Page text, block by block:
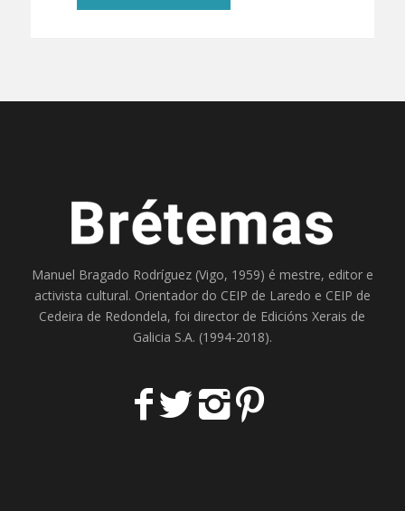
Manuel Bragado Rodríguez (Vigo, 1959) é mestre, editor e
activista cultural. Orientador do CEIP de Laredo e CEIP de
Cedeira de Redondela, foi director de Edicións Xerais de
Galicia S.A. (1994-2018).